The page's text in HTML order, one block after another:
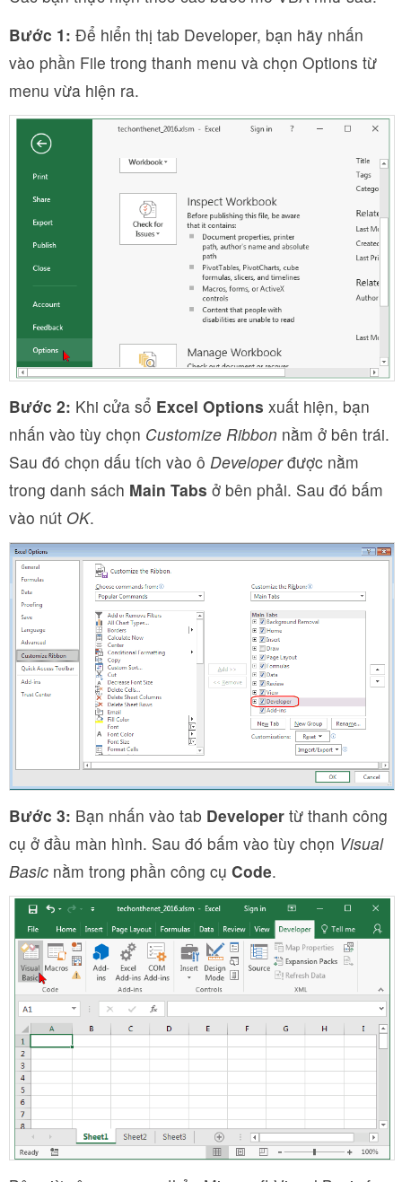
Bước 1: Để hiển thị tab Developer, bạn hãy nhấn
vào phần File trong thanh menu và chọn Options từ
menu vừa hiện ra.
Bước 2: Khi cửa sổ Excel Options xuất hiện, bạn
nhấn vào tùy chọn Customize Ribbon nằm ở bên trái.
Sau đó chọn dấu tích vào ô Developerđược nằm
trong danh sách Main Tabs ở bên phải. Sau đó bấm
vào nút OK.
Bước 3: Bạn nhấn vào tab Developer từ thanh công
cụ ở đầu màn hình. Sau đó bấm vào tùy chọn Visual
Basic nằm trong phần công cụ Code.